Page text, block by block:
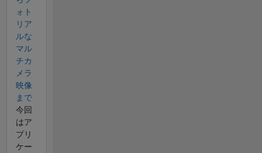
ォト
リア
ルな
マル
チカ
メラ
映像
まで
今回
はア
プリ
ケー